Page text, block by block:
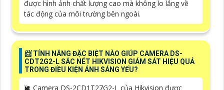
được hình ảnh chất lượng cao mà không lo lắng về
tác động của môi trường bên ngoài.
📨 TÍNH NĂNG ĐẶC BIỆT NÀO GIÚP CAMERA DS-
CDT2G2-L SẮC NÉT HIKVISION GIÁM SÁT HIỆU QUẢ
TRONG ĐIỀU KIỆN ÁNH SÁNG YẾU?
🐌 Camera DS-2CD1T27G2-L của Hikvision được